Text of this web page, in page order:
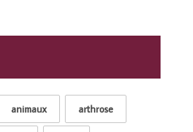
animaux arthrose